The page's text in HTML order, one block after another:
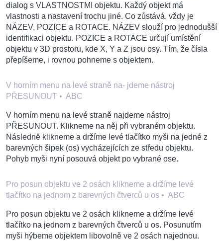
dialog s VLASTNOSTMI objektu. Každý objekt má
vlastnosti a nastavení trochu jiné. Co zůstává, vždy je
NÁZEV, POZICE a ROTACE. NÁZEV slouží pro jednodušší
identifikaci objektu. POZICE a ROTACE určují umístění
objektu v 3D prostoru, kde X, Y a Z jsou osy. Tím, že čísla
přepíšeme, i rovnou pohneme s objektem.
V horním menu na levé straně na- jdeme nástroj
PŘESUNOUT • ABC
V horním menu na levé straně najdeme nástroj
PŘESUNOUT. Klikneme na něj při vybraném objektu.
Následně klikneme a držíme levé tlačítko myši na jedné z
barevných šipek (os) vycházejících ze středu objektu.
Pohyb myši nyní posouvá objekt po vybrané ose.
Pro posun objektu ve 2 osách klikneme a držíme levé
tlačítko na jednom z barevných čtverců u os • ABC
Pro posun objektu ve 2 osách klikneme a držíme levé
tlačítko na jednom z barevných čtverců u os. Posunutím
myši hýbeme objektem libovolně ve 2 osách najednou.